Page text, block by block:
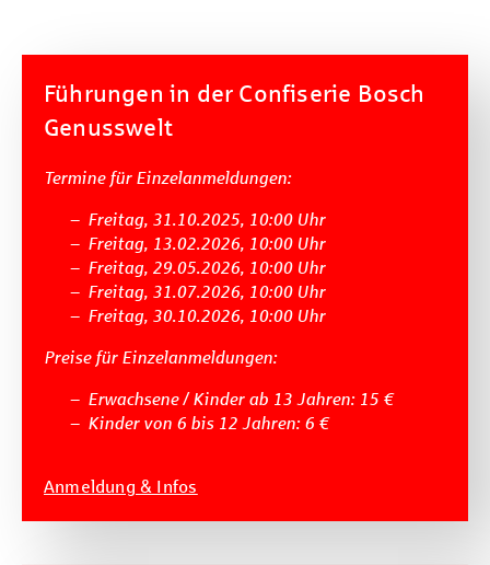
Führungen in der Confiserie Bosch
Genusswelt
Termine für Einzelanmeldungen:
Freitag, 31.10.2025, 10:00 Uhr
Freitag, 13.02.2026, 10:00 Uhr
Freitag, 29.05.2026, 10:00 Uhr
Freitag, 31.07.2026, 10:00 Uhr
Freitag, 30.10.2026, 10:00 Uhr
Preise für Einzelanmeldungen:
Erwachsene / Kinder ab 13 Jahren: 15 €
Kinder von 6 bis 12 Jahren: 6 €
Anmeldung & Infos